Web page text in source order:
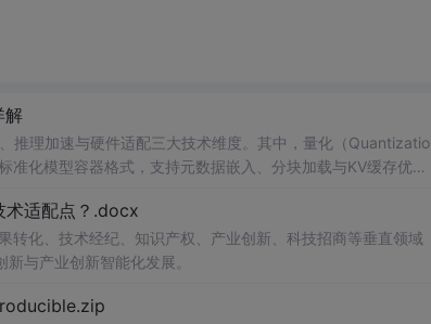
解
推理加速与硬件适配三大技术维度。其中，量化（Quantizatio
化模型容器格式，支持元数据嵌入、分块加载与KV缓存优
上实现稳定20+ to
术适配点？.docx
化、技术经纪、知识产权、产业创新、科技招商等垂直领域
与产业创新智能化发展。